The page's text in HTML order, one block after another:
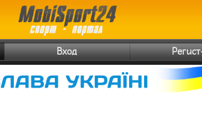
Вход